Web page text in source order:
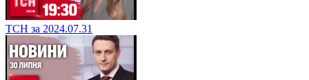
ТСН за 2024.07.31